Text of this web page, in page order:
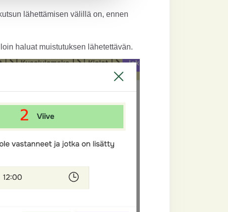
lähettämisen välillä on, ennen
haluat muistutuksen lähetettävän.